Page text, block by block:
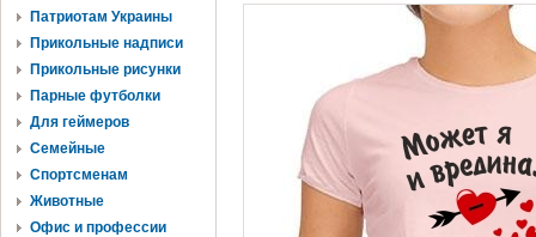
Патриотам Украины
Прикольные надписи
Прикольные рисунки
Парные футболки
Для геймеров
Семейные
Спортсменам
Животные
Офис и профессии